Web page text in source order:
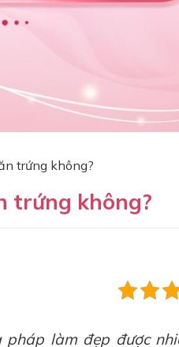
trứng không?
trứng không?
làm đẹp được